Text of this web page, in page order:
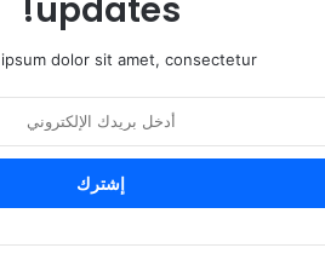
updates!
dolor sit amet, consectetur.